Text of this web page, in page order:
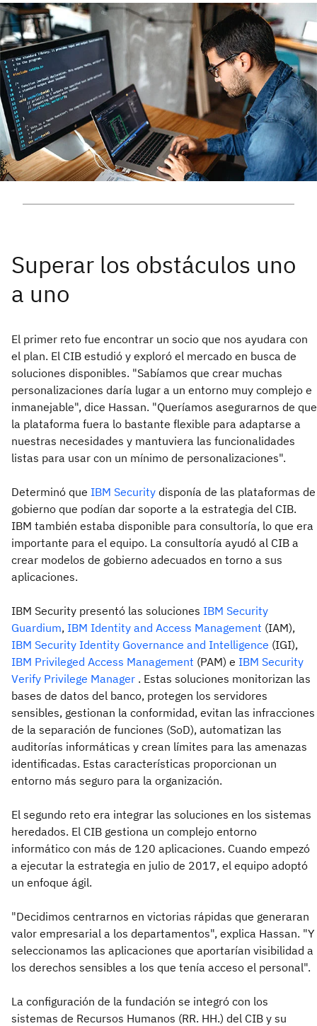
El primer reto fue encontrar un socio que nos ayudara con
el plan. El CIB estudió y exploró el mercado en busca de
soluciones disponibles. "Sabíamos que crear muchas
personalizaciones daría lugar a un entorno muy complejo e
inmanejable", dice Hassan. "Queríamos asegurarnos de que
la plataforma fuera lo bastante flexible para adaptarse a
nuestras necesidades y mantuviera las funcionalidades
listas para usar con un mínimo de personalizaciones".
Determinó que IBM Security disponía de las plataformas de
gobierno que podían dar soporte a la estrategia del CIB.
IBM también estaba disponible para consultoría, lo que era
importante para el equipo. La consultoría ayudó al CIB a
crear modelos de gobierno adecuados en torno a sus
aplicaciones.
IBM Security presentó las soluciones IBM Security
Guardium, IBM Identity and Access Management (IAM),
IBM Security Identity Governance and Intelligence (IGI),
IBM Privileged Access Management (PAM) e IBM Security
Verify Privilege Manager . Estas soluciones monitorizan las
bases de datos del banco, protegen los servidores
sensibles, gestionan la conformidad, evitan las infracciones
de la separación de funciones (SoD), automatizan las
auditorías informáticas y crean límites para las amenazas
identificadas. Estas características proporcionan un
entorno más seguro para la organización.
El segundo reto era integrar las soluciones en los sistemas
heredados. El CIB gestiona un complejo entorno
informático con más de 120 aplicaciones. Cuando empezó
a ejecutar la estrategia en julio de 2017, el equipo adoptó
un enfoque ágil.
"Decidimos centrarnos en victorias rápidas que generaran
valor empresarial a los departamentos", explica Hassan. "Y
seleccionamos las aplicaciones que aportarían visibilidad a
los derechos sensibles a los que tenía acceso el personal".
La configuración de la fundación se integró con los
sistemas de Recursos Humanos (RR. HH.) del CIB y su